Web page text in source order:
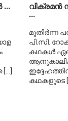
...
[...]
വിക്രമന്‍
...
മുതിര്‍ന്ന
പി.സി.
കഥകള്‍
കഥകളുടെ